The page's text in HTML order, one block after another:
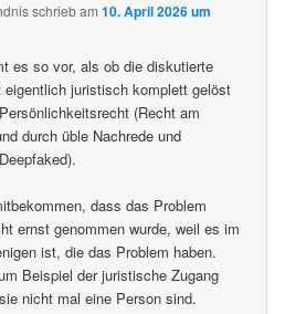
schriebam10. April 2026 um
es so vor, als ob die diskutierte
eigentlich juristisch komplett gelöst
(Recht am
durch üble Nachrede und
dass das Problem
ernst genommen wurde, weil es im
ist, die das Problem haben.
Beispiel der juristische Zugang
nicht mal eine Person sind.